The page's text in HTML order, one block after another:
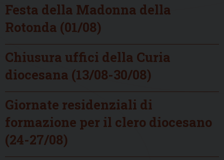
Festa della Madonna della
Rotonda (01/08)
Chiusura uffici della Curia
diocesana (13/08-30/08)
Giornate residenziali di
formazione per il clero diocesano
(24-27/08)